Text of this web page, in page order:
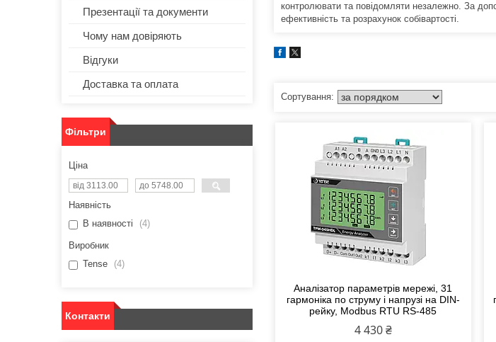
контролювати та повідомляти незалежно. За
ефективність та розрахунок собівартості.
Аналізатор параметрів мережі, 31
гармоніка по струму і напрузі на DIN-
рейку, Modbus RTU RS-485
4 430 ₴
Презентації та документи
Чому нам довіряють
Відгуки
Доставка та оплата
Фільтри
Ціна
Наявність
В наявності
4
Виробник
Tense
4
Контакти